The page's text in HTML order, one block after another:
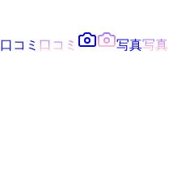
口コミ 口コミ 写真写真